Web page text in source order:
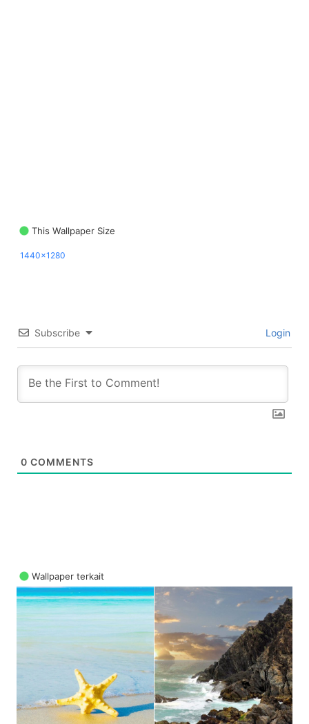
This Wallpaper Size
1440x1280
Subscribe Login
0 COMMENTS
Wallpaper terkait